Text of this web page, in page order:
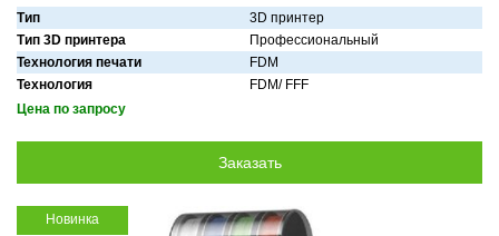
Тип
3D принтер
Тип 3D принтера
Профессиональный
Технология печати
FDM
Технология
FDM/ FFF
Цена по запросу
Новинка